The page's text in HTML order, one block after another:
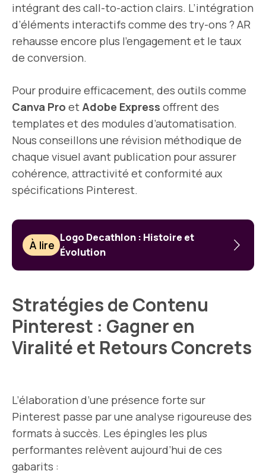
intégrant des call-to-action clairs. L’intégration
d’éléments interactifs comme des try-ons ? AR
rehausse encore plus l’engagement et le taux
de conversion.
Pour produire efficacement, des outils comme
Canva Pro et Adobe Express offrent des
templates et des modules d’automatisation.
Nous conseillons une révision méthodique de
chaque visuel avant publication pour assurer
cohérence, attractivité et conformité aux
spécifications Pinterest.
À lire
Logo Decathlon : Histoire et
Évolution
Stratégies de Contenu
Pinterest : Gagner en
Viralité et Retours Concrets
L’élaboration d’une présence forte sur
Pinterest passe par une analyse rigoureuse des
formats à succès. Les épingles les plus
performantes relèvent aujourd’hui de ces
gabarits :